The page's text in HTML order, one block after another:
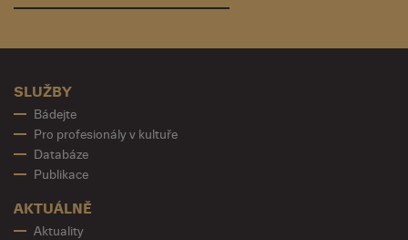
SLUŽBY
Bádejte
Pro profesionály v kultuře
Databáze
Publikace
AKTUÁLNĚ
Aktuality